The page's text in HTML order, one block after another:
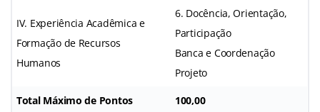
IV. Experiência Acadêmica e
Formação de Recursos
Humanos
6. Docência, Orientação,
Participação
Banca e Coordenação
Projeto
Total Máximo de Pontos 100,00